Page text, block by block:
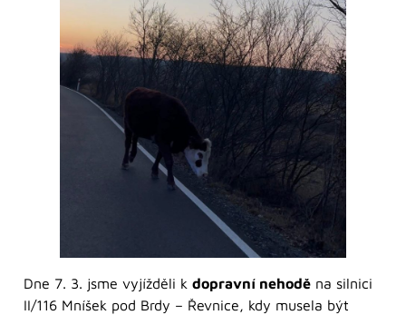
Dne 7. 3. jsme vyjížděli k dopravní nehodě na silnici
II/116 Mníšek pod Brdy – Řevnice, kdy musela být